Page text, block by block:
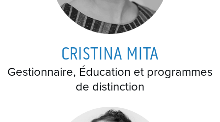
CRISTINA MITA
Gestionnaire, Éducation et programmes
de distinction